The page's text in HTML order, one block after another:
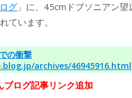
グ 」に、45cmドブソニアン
ています。
の衝撃
archives/46945916.html
ログ記事リンク追加